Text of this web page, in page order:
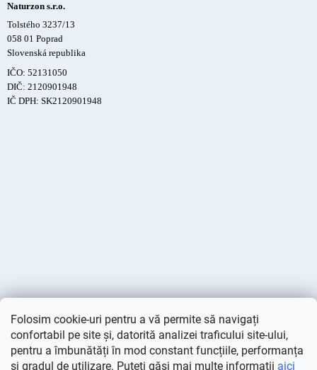
Folosim cookie-uri pentru a vă permite să navigați
confortabil pe site și, datorită analizei traficului site-ului,
pentru a îmbunătăți în mod constant funcțiile, performanța
și gradul de utilizare. Puteți găsi mai multe informații aici
Naturzon s.r.o.
Tolstého 3237/13
058 01 Poprad
Slovenská republika
IČO: 52131050
DIČ: 2120901948
IČ DPH: SK2120901948